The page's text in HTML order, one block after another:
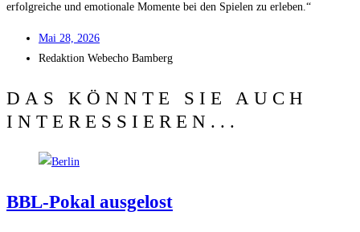
erfolg­rei­che und emo­tio­na­le Momen­te bei den Spie­len zu erleben.“
Mai 28, 2026
Redak­ti­on Web­echo Bamberg
DAS KÖNNTE SIE AUCH
INTERESSIEREN...
BBL-Pokal aus­ge­lost